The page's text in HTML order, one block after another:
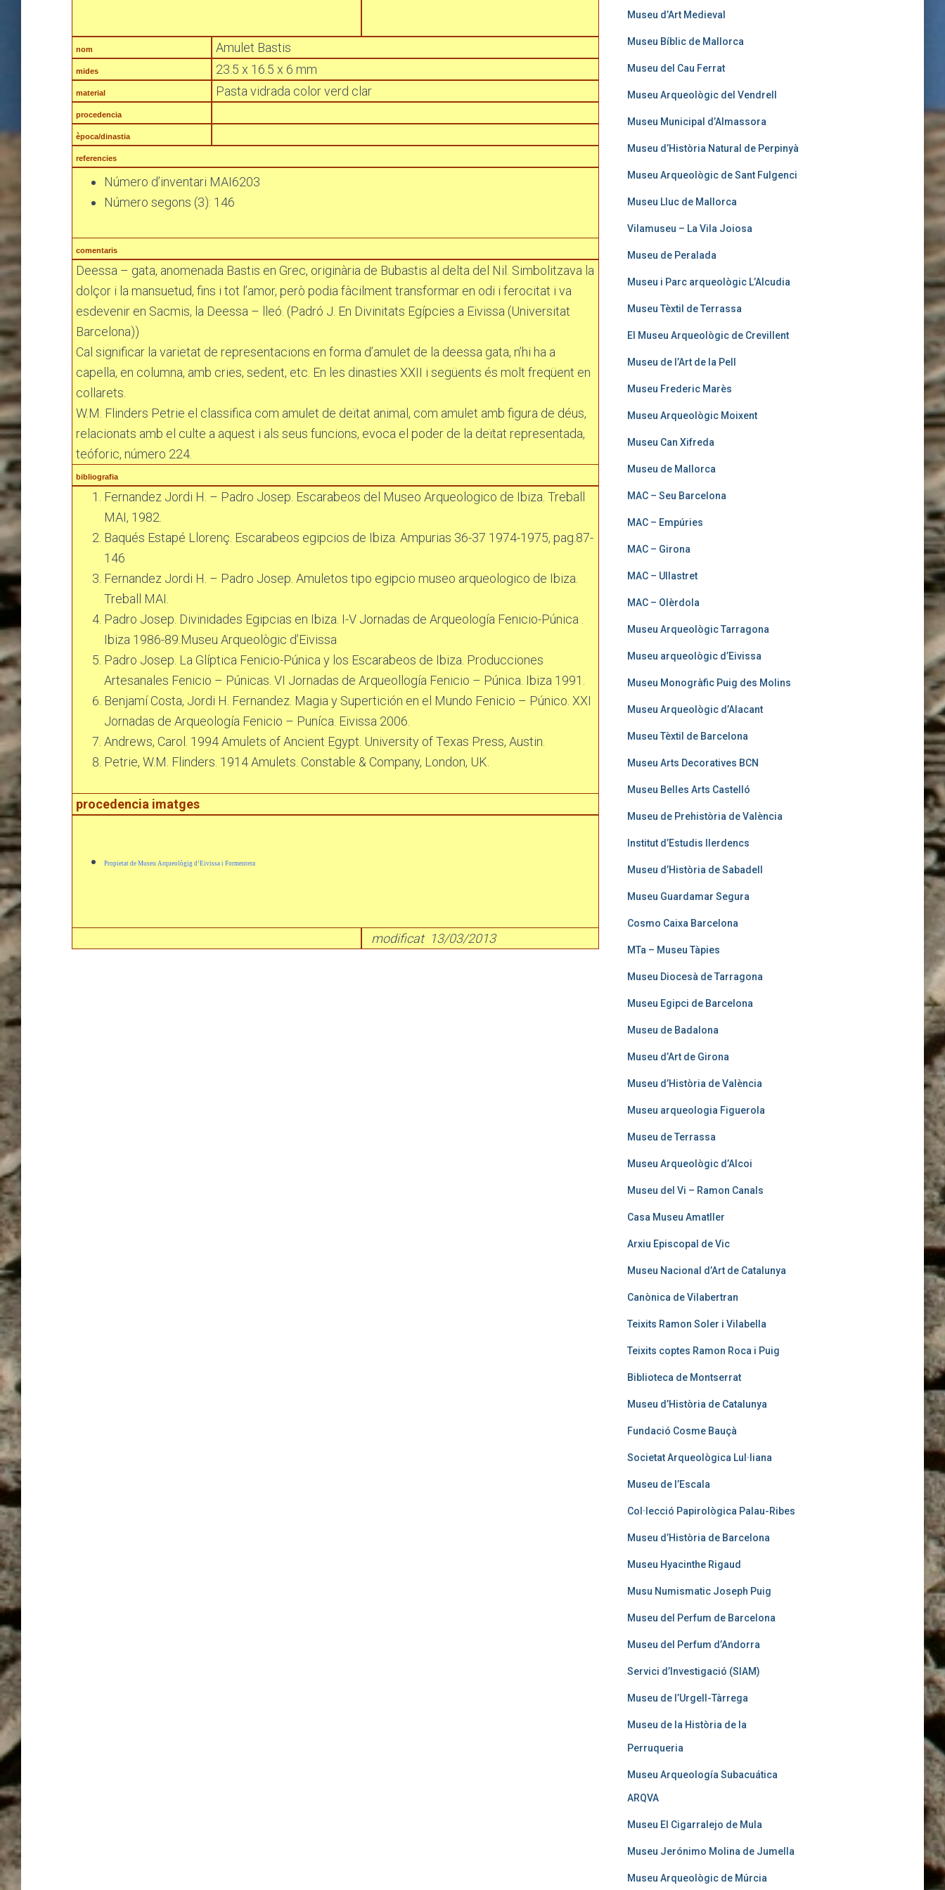
nom Amulet Bastis
mides 23.5 x 16.5 x 6 mm
material Pasta vidrada color verd clar
procedencia
època/dinastia
referencies
Número d’inventari MAI6203
Número segons (3): 146
comentaris
Deessa – gata, anomenada Bastis en Grec, originària de Bubastis al delta del Nil. Simbolitzava la
dolçor i la mansuetud, fins i tot l’amor, però podia fàcilment transformar en odi i ferocitat i va
esdevenir en Sacmis, la Deessa – lleó. (Padró J. En Divinitats Egípcies a Eivissa (Universitat
Barcelona))
Cal significar la varietat de representacions en forma d’amulet de la deessa gata, n’hi ha a
capella, en columna, amb cries, sedent, etc. En les dinasties XXII i següents és molt freqüent en
collarets.
W.M. Flinders Petrie el classifica com amulet de deïtat animal, com amulet amb figura de déus,
relacionats amb el culte a aquest i als seus funcions, evoca el poder de la deïtat representada,
teóforic, número 224.
bibliografia
Fernandez Jordi H. – Padro Josep. Escarabeos del Museo Arqueologico de Ibiza. Treball
MAI, 1982.
Baqués Estapé Llorenç. Escarabeos egipcios de Ibiza. Ampurias 36-37 1974-1975, pag.87-
146
Fernandez Jordi H. – Padro Josep. Amuletos tipo egipcio museo arqueologico de Ibiza.
Treball MAI.
Padro Josep. Divinidades Egipcias en Ibiza. I-V Jornadas de Arqueología Fenicio-Púnica .
Ibiza 1986-89.Museu Arqueològic d’Eivissa
Padro Josep. La Glíptica Fenicio-Púnica y los Escarabeos de Ibiza. Producciones
Artesanales Fenicio – Púnicas. VI Jornadas de Arqueollogía Fenicio – Púnica. Ibiza 1991.
Benjamí Costa, Jordi H. Fernandez. Magia y Supertición en el Mundo Fenicio – Púnico. XXI
Jornadas de Arqueología Fenicio – Puníca. Eivissa 2006.
Andrews, Carol. 1994 Amulets of Ancient Egypt. University of Texas Press, Austin.
Petrie, W.M. Flinders. 1914 Amulets. Constable & Company, London, UK.
procedencia imatges
Propietat de Museu Arqueològig d’Eivissa i Formentera
modificat 13/03/2013
Museu d’Art Medieval
Museu Bíblic de Mallorca
Museu del Cau Ferrat
Museu Arqueològic del Vendrell
Museu Municipal d’Almassora
Museu d’Història Natural de Perpinyà
Museu Arqueològic de Sant Fulgenci
Museu Lluc de Mallorca
Vilamuseu – La Vila Joiosa
Museu de Peralada
Museu i Parc arqueològic L’Alcudia
Museu Tèxtil de Terrassa
El Museu Arqueològic de Crevillent
Museu de l’Art de la Pell
Museu Frederic Marès
Museu Arqueològic Moixent
Museu Can Xifreda
Museu de Mallorca
MAC – Seu Barcelona
MAC – Empúries
MAC – Girona
MAC – Ullastret
MAC – Olèrdola
Museu Arqueològic Tarragona
Museu arqueològic d’Eivissa
Museu Monogràfic Puig des Molins
Museu Arqueològic d’Alacant
Museu Tèxtil de Barcelona
Museu Arts Decoratives BCN
Museu Belles Arts Castelló
Museu de Prehistòria de València
Institut d’Estudis Ilerdencs
Museu d’Història de Sabadell
Museu Guardamar Segura
Cosmo Caixa Barcelona
MTa – Museu Tàpies
Museu Diocesà de Tarragona
Museu Egipci de Barcelona
Museu de Badalona
Museu d’Art de Girona
Museu d’Història de València
Museu arqueologia Figuerola
Museu de Terrassa
Museu Arqueològic d’Alcoi
Museu del Vi – Ramon Canals
Casa Museu Amatller
Arxiu Episcopal de Vic
Museu Nacional d’Art de Catalunya
Canònica de Vilabertran
Teixits Ramon Soler i Vilabella
Teixits coptes Ramon Roca i Puig
Biblioteca de Montserrat
Museu d’Història de Catalunya
Fundació Cosme Bauçà
Societat Arqueològica Lul·liana
Museu de l’Escala
Col·lecció Papirològica Palau-Ribes
Museu d’Història de Barcelona
Museu Hyacinthe Rigaud
Musu Numismatic Joseph Puig
Museu del Perfum de Barcelona
Museu del Perfum d’Andorra
Servici d’Investigació (SIAM)
Museu de l’Urgell-Tàrrega
Museu de la Història de la
Perruqueria
Museu Arqueología Subacuática
ARQVA
Museu El Cigarralejo de Mula
Museu Jerónimo Molina de Jumella
Museu Arqueològic de Múrcia